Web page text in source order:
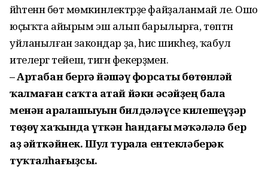
йәһәтенән бөтә мөмкинлек­тәрҙе файҙаланмай әле. Ошо
юҫыҡта айырым эш алып бары­лырға, төптән
уйланылған закондар ҙа, һис шикһеҙ, ҡабул
ителергә тейеш, тигән фекерҙәмен.
– Артабан бергә йәшәү форсаты бөтөнләй
ҡалмаған саҡта атай йәки әсәйҙең бала
менән аралашыуын билдәләүсе килешеүҙәр
төҙөү хаҡында үткән һандағы мәҡәләлә бер
аҙ әйткәйнек. Шул турала ентекләберәк
туҡталһағыҙсы.